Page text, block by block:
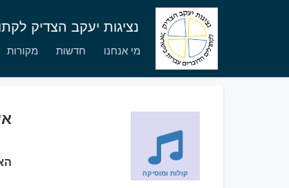
נציגות יעקב הצדיק
מי אנחנו חדשות מקורות
קולות ומוסיקה